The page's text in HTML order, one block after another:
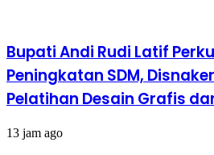
Bupati Andi Rudi Latif
Peningkatan SDM,
Pelatihan Desain Grafis
13 jam ago